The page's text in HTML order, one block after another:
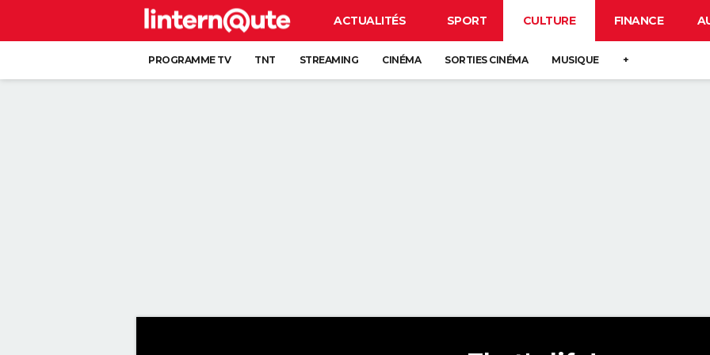
ACTUALITÉS SPORT CULTURE FINANCE
PROGRAMME TV TNT STREAMING CINÉMA SORTIES CINÉMA MUSIQUE +